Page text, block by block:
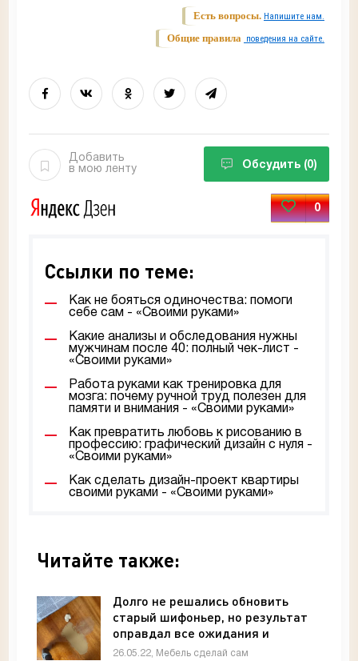
Есть вопросы. Напишите нам.
Общие правила поведения на сайте.
Добавить
в мою ленту
Обсудить (0)
0
Ссылки по теме:
Как не бояться одиночества: помоги
себе сам - «Своими руками»
Какие анализы и обследования нужны
мужчинам после 40: полный чек-лист -
«Своими руками»
Работа руками как тренировка для
мозга: почему ручной труд полезен для
памяти и внимания - «Своими руками»
Как превратить любовь к рисованию в
профессию: графический дизайн с нуля -
«Своими руками»
Как сделать дизайн-проект квартиры
своими руками - «Своими руками»
Читайте также:
Долго не решались обновить
старый шифоньер, но результат
оправдал все ожидания и
затраченное время - «Мебель»
26.05.22, Мебель сделай сам